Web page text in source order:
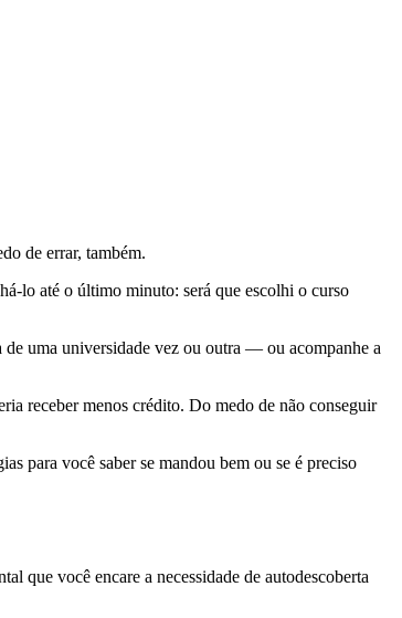
de errar, também.
lo até o último minuto: será que escolhi o curso
de uma universidade vez ou outra — ou acompanhe a
receber menos crédito. Do medo de não conseguir
para você saber se mandou bem ou se é preciso
que você encare a necessidade de autodescoberta